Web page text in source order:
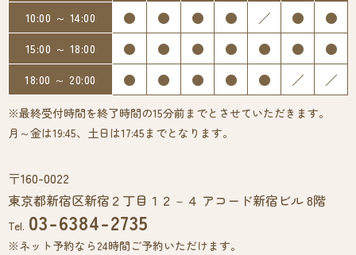
10:00 ～ 14:00 ● ● ● ● ／ ● ●
15:00 ～ 18:00 ● ● ● ● ● ● ●
18:00 ～ 20:00 ● ● ● ● ● ／ ／
※最終受付時間を終了時間の15分前までとさせていただきます。
月～金は19:45、土日は17:45までとなります。
〒160-0022
東京都新宿区新宿２丁目１２－４ アコード新宿ビル 8階
Tel. 03-6384-2735
※ネット予約なら24時間ご予約いただけます。